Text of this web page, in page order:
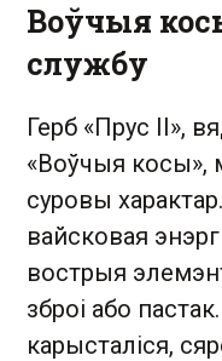
Воўчыя
службу
Герб «Прус ІІ»,
«Воўчыя косы»,
суровы
вайсковая
вострыя
зброі або
карысталіся,